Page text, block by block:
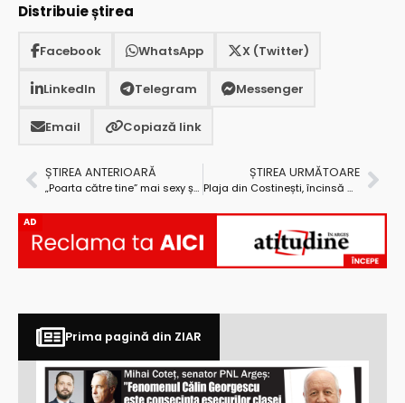
Distribuie știrea
Facebook WhatsApp X (Twitter)
LinkedIn Telegram Messenger
Email Copiază link
ȘTIREA ANTERIOARĂ
„Poarta către tine” mai sexy și mai sălbatică de la an la an
ȘTIREA URMĂTOARE
Plaja din Costinești, încinsă de dansatorii Casei Studenților din Pitești
AD
Prima pagină din ZIAR